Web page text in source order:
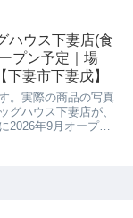
。今回の記事は、そ
ハウス下妻店(食
プン予定｜場
下妻市下妻戊】
。実際の商品の写真
グハウス下妻店が、
2026年9月オープン